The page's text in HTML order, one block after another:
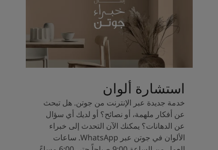
استشارة ألوان
خدمة جديدة عبر الإنترنت من جوتن. هل تبحث
عن أفكار ملهمة، أو نصائح؟ أو لديك أي سؤال
عن الدهانات؟ يمكنك الآن التحدث إلى خبراء
الألوان في جوتن عبر WhatsApp. ساعات